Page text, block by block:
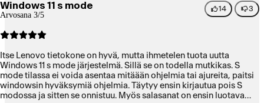
paras vaihtoehto mutta S-moodista pääsee helposti eroon ja sen
jälkeen kone toimii kuten muutkin Windows 11 koneet. Ihan kelpo
Windows 11 s mode
Arvosana 3/5
14 3
Itse Lenovo tietokone on hyvä, mutta ihmetelen tuota uutta
Windows 11 s mode järjestelmä. Sillä se on todella mutkikas. S
mode tilassa ei voida asentaa mitäään ohjelmia tai ajureita, paitsi
windowsin hyväksymiä ohjelmia. Täytyy ensin kirjautua pois S
modossa ja sitten se onnistuu. Myös salasanat on ensin luotava